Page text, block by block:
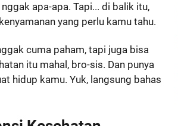
apa-apa. Tapi... di balik itu,
yang perlu kamu tahu.
cuma paham, tapi juga bisa
itu mahal, bro-sis. Dan punya
hidup kamu. Yuk, langsung bahas